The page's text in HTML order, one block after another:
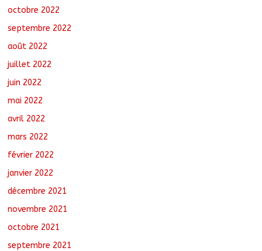
octobre 2022
septembre 2022
août 2022
juillet 2022
juin 2022
mai 2022
avril 2022
mars 2022
février 2022
janvier 2022
décembre 2021
novembre 2021
octobre 2021
septembre 2021